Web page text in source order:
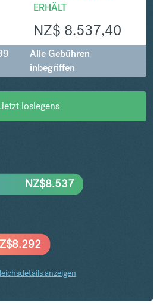
ERHÄLT
NZ$ 8.537,40
Alle Gebühren
inbegriffen
Jetzt loslegens
8.292
NZ$8.537
anzeigen
NZD Trends